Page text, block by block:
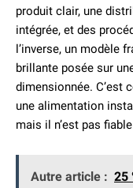
produit clair, une
intégrée, et des
l’inverse, un modèle
brillante posée sur
dimensionnée. C’est
une alimentation
mais il n’est pas
Autre article : 25